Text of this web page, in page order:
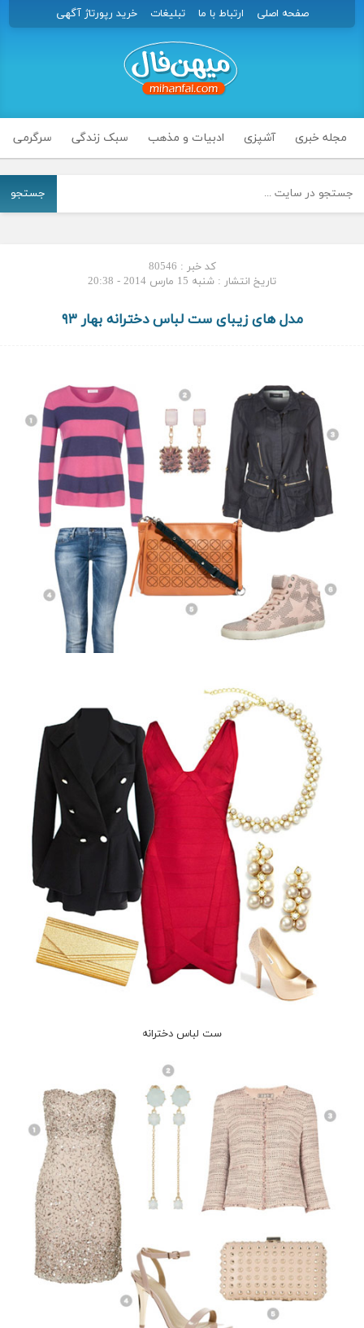
صفحه اصلی ارتباط با ما تبلیغات خرید رپورتاژ آگهی
مجله خبری آشپزی ادبیات و مذهب سبک زندگی سرگرمی
جستجو
کد خبر : 80546
تاریخ انتشار : شنبه 15 مارس 2014 - 20:38
مدل های زیبای ست لباس دخترانه بهار ۹۳
ست لباس دخترانه